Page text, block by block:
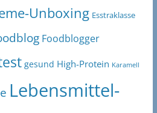
Unboxing Esstraklasse
Foodblogger
gesund High-Protein Karamell
Lebensmittel-